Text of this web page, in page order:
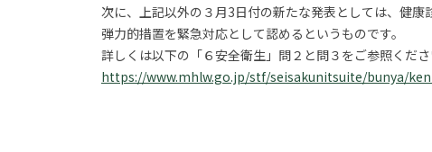
次に、上記以外の３月3日付の新たな発表としては、健
弾力的措置を緊急対応として認めるというものです。
詳しくは以下の「６安全衛生」問２と問３をご参照くださ
https://www.mhlw.go.jp/stf/seisakunitsuite/bunya/